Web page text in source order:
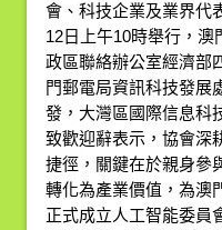
會、科技企業及業界代
12日上午10時舉行，
政區聯絡辦公室經濟部
門郵電局資訊科技發展
發，大灣區國際信息科
致歡迎辭表示，協會深
捷徑，關鍵在於親身參
轉化為產業價值，為澳
正式成立人工智能委員